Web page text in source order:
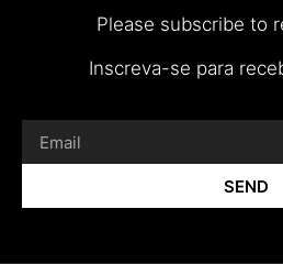
Please subscribe to
Inscreva-se para
SEND